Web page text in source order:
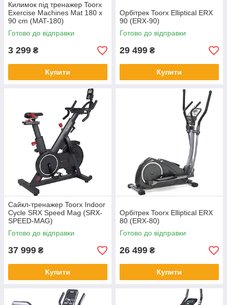
Килимок під тренажер Toorx
Exercise Machines Mat 180 x
90 cm (MAT-180)
Готово до відправки
3 299 ₴
Купити
Орбітрек Toorx Elliptical ERX
90 (ERX-90)
Готово до відправки
29 499 ₴
Купити
Сайкл-тренажер Toorx Indoor
Cycle SRX Speed Mag (SRX-
SPEED-MAG)
Готово до відправки
37 999 ₴
Купити
Орбітрек Toorx Elliptical ERX
80 (ERX-80)
Готово до відправки
26 499 ₴
Купити